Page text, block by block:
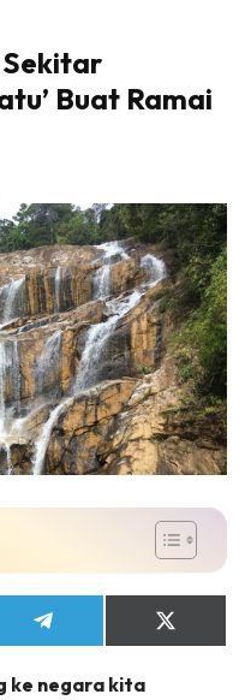
Sekitar
Buat Ramai
Share
on
Share
on
ke negara kita